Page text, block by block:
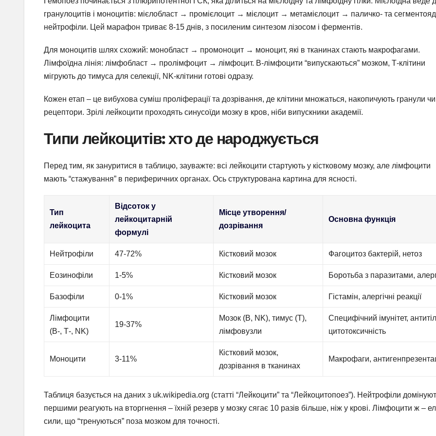
гранулоцитів і моноцитів: мієлобласт → промієлоцит → мієлоцит → метамієлоцит → паличко- та
нейтрофіли. Цей марафон триває 8-15 днів, з посиленим синтезом лізосом і ферментів.
Для моноцитів шлях схожий: монобласт → промоноцит → моноцит, які в тканинах стають макрофагами.
Лімфоїдна лінія: лімфобласт → пролімфоцит → лімфоцит. В-лімфоцити “випускаються” мозком, Т-клітини
мігрують до тимуса для селекції, NK-клітини готові одразу.
Кожен етап – це вибухова суміш проліферації та дозрівання, де клітини множаться, накопичують гранули чи
рецептори. Зрілі лейкоцити проходять синусоїди мозку в кров, ніби випускники академії.
Типи лейкоцитів: хто де народжується
Перед тим, як зануритися в таблицю, зауважте: всі лейкоцити стартують у кістковому мозку, але лімфоцити
мають “стажування” в периферичних органах. Ось структурована картина для ясності.
Тип
лейкоцита
Відсоток у
лейкоцитарній
формулі
Місце утворення/
дозрівання
Основна функція
Нейтрофіли 47-72% Кістковий мозок Фагоцитоз бактерій, нетоз
Еозинофіли 1-5% Кістковий мозок Боротьба з паразитами,
Базофіли 0-1% Кістковий мозок Гістамін, алергічні реакції
Лімфоцити
(В-, Т-, NK)
19-37%
Мозок (В, NK), тимус (Т),
лімфовузли
Специфічний імунітет,
цитотоксичність
Моноцити 3-11%
Кістковий мозок,
дозрівання в тканинах
Макрофаги,
Таблиця базується на даних з uk.wikipedia.org (статті “Лейкоцити” та “Лейкоцитопоез”). Нейтрофіли
першими реагують на вторгнення – їхній резерв у мозку сягає 10 разів більше, ніж у крові. Лімфоцити ж –
сили, що “тренуються” поза мозком для точності.